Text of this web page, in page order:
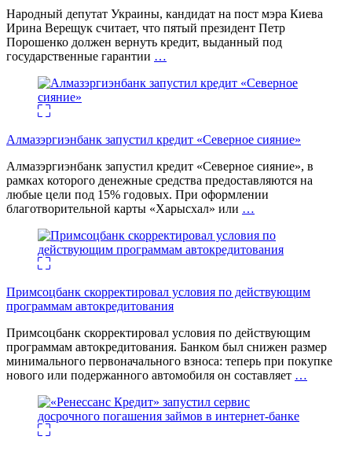
Народный депутат Украины, кандидат на пост мэра Киева
Ирина Верещук считает, что пятый президент Петр
Порошенко должен вернуть кредит, выданный под
государственные гарантии …
Алмазэргиэнбанк запустил кредит «Северное сияние»
Алмазэргиэнбанк запустил кредит «Северное сияние», в
рамках которого денежные средства предоставляются на
любые цели под 15% годовых. При оформлении
благотворительной карты «Харысхал» или …
Примсоцбанк скорректировал условия по действующим
программам автокредитования
Примсоцбанк скорректировал условия по действующим
программам автокредитования. Банком был снижен размер
минимального первоначального взноса: теперь при покупке
нового или подержанного автомобиля он составляет …